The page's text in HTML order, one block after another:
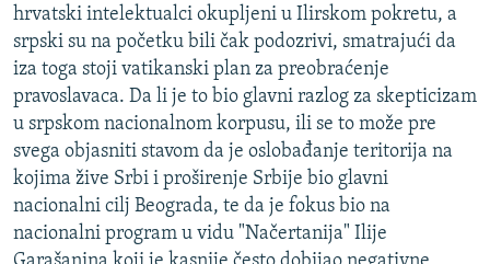
hrvatski intelektualci okupljeni u Ilirskom pokretu, a
srpski su na početku bili čak podozrivi, smatrajući da
iza toga stoji vatikanski plan za preobraćenje
pravoslavaca. Da li je to bio glavni razlog za skepticizam
u srpskom nacionalnom korpusu, ili se to može pre
svega objasniti stavom da je oslobađanje teritorija na
kojima žive Srbi i proširenje Srbije bio glavni
nacionalni cilj Beograda, te da je fokus bio na
nacionalni program u vidu "Načertanija" Ilije